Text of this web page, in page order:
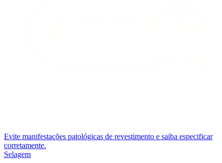
Evite manifestações patológicas de revestimento e saiba especificar
corretamente.
Selagem